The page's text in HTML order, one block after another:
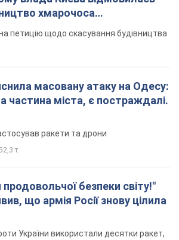
безпеки світу!"
що армія Росії знову цілила